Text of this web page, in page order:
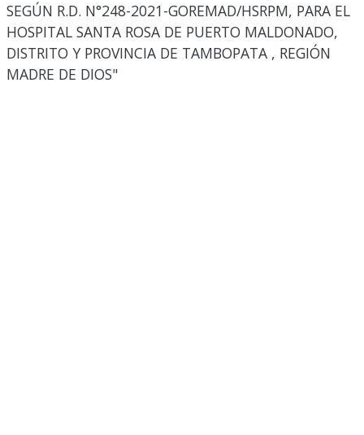
SEGÚN R.D. N°248-2021-GOREMAD/HSRPM, PARA EL
HOSPITAL SANTA ROSA DE PUERTO MALDONADO,
DISTRITO Y PROVINCIA DE TAMBOPATA , REGIÓN
MADRE DE DIOS"